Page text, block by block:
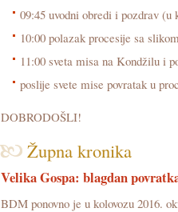
09:45 uvodni obredi i pozdrav (u
10:00 polazak procesije sa
11:00 sveta misa na Kondžilu i
poslije svete mise povratak u
DOBRODOŠLI!
Župna kronika
Velika Gospa: blagdan
BDM ponovno je u kolovozu 2016.